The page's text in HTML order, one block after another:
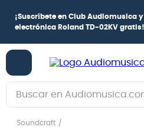
en Club Audiomusicay
Roland TD-02KVgratis!
Buscar en Audiomusica.com
Soundcraft
TÉRMINOS MÁS BUSCADOS